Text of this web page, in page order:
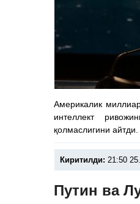
Америкалик
интеллект
қолмаслигини айтди.
Киритилди: 21:50
Путин ва